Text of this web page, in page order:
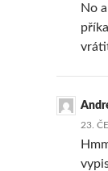
No
23.